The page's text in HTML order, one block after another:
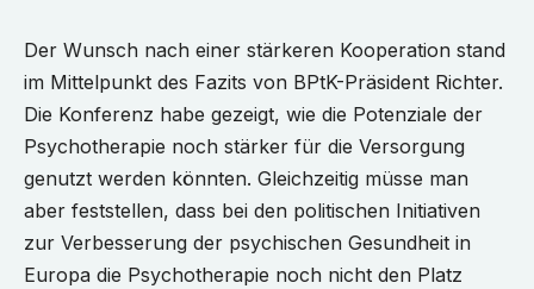
Der Wunsch nach einer stärkeren Kooperation stand
im Mittelpunkt des Fazits von BPtK-Präsident Richter.
Die Konferenz habe gezeigt, wie die Potenziale der
Psychotherapie noch stärker für die Versorgung
genutzt werden könnten. Gleichzeitig müsse man
aber feststellen, dass bei den politischen Initiativen
zur Verbesserung der psychischen Gesundheit in
Europa die Psychotherapie noch nicht den Platz